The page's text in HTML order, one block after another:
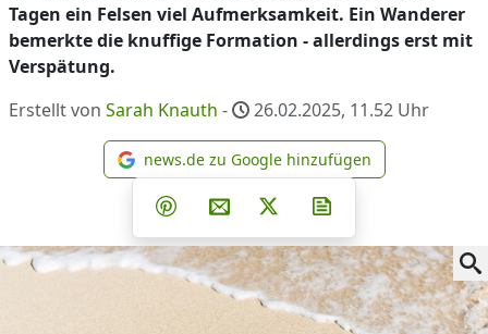
Tagen ein Felsen viel Aufmerksamkeit. Ein Wanderer
bemerkte die knuffige Formation - allerdings erst mit
Verspätung.
Erstellt von Sarah Knauth - 26.02.2025, 11.52 Uhr
news.de zu Google
news.de zu Google hinzufügen
Teilen auf Facebook
Teilen auf Whatsapp
Teilen auf Telegram
Teilen auf Pinterest
Per E-Mail teilen
Post auf X